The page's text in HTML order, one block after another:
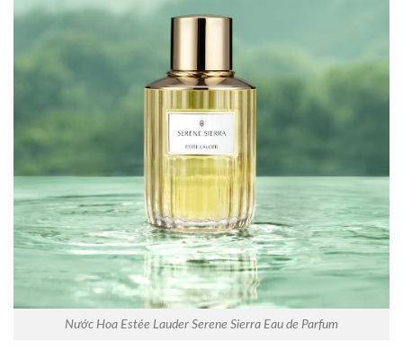
Nước Hoa Estée Lauder Serene Sierra Eau de Parfum